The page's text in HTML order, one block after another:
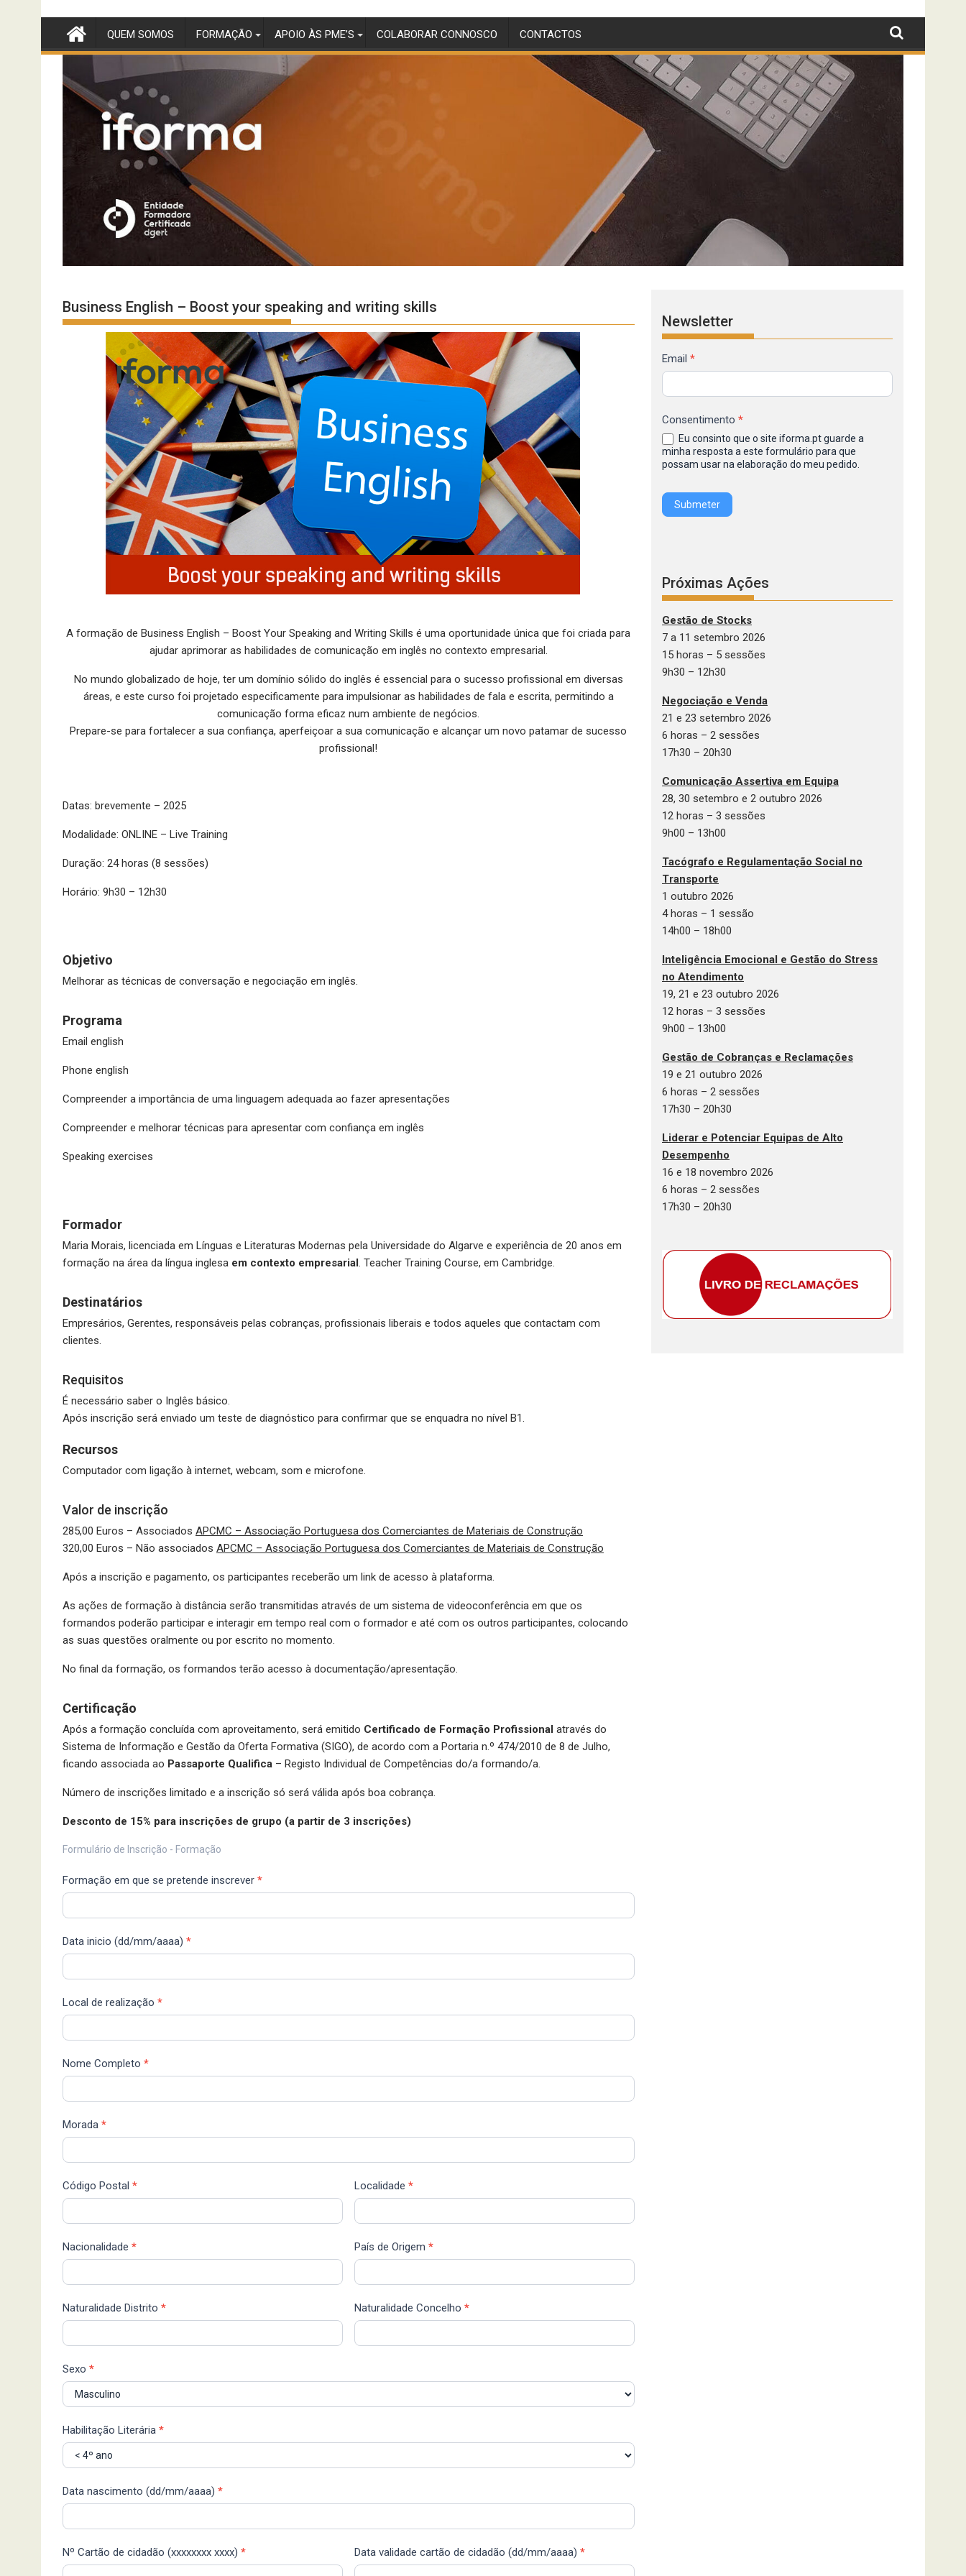
content
QUEM SOMOS FORMAÇÃO APOIO ÀS PME’S COLABORAR CONNOSCO CONTACTOS
Business English – Boost your speaking and writing skills
A formação de Business English – Boost Your Speaking and Writing Skills é uma oportunidade única que foi criada para
ajudar aprimorar as habilidades de comunicação em inglês no contexto empresarial.
No mundo globalizado de hoje, ter um domínio sólido do inglês é essencial para o sucesso profissional em diversas
áreas, e este curso foi projetado especificamente para impulsionar as habilidades de fala e escrita, permitindo a
comunicação forma eficaz num ambiente de negócios.
Prepare-se para fortalecer a sua confiança, aperfeiçoar a sua comunicação e alcançar um novo patamar de sucesso
profissional!
Datas: brevemente – 2025
Modalidade: ONLINE – Live Training
Duração: 24 horas (8 sessões)
Horário: 9h30 – 12h30
Objetivo
Melhorar as técnicas de conversação e negociação em inglês.
Programa
Email english
Phone english
Compreender a importância de uma linguagem adequada ao fazer apresentações
Compreender e melhorar técnicas para apresentar com confiança em inglês
Speaking exercises
Formador
Maria Morais, licenciada em Línguas e Literaturas Modernas pela Universidade do Algarve e experiência de 20 anos em
formação na área da língua inglesa em contexto empresarial. Teacher Training Course, em Cambridge.
Destinatários
Empresários, Gerentes, responsáveis pelas cobranças, profissionais liberais e todos aqueles que contactam com
clientes.
Requisitos
É necessário saber o Inglês básico.
Após inscrição será enviado um teste de diagnóstico para confirmar que se enquadra no nível B1.
Recursos
Computador com ligação à internet, webcam, som e microfone.
Valor de inscrição
285,00 Euros – Associados APCMC – Associação Portuguesa dos Comerciantes de Materiais de Construção
320,00 Euros – Não associados APCMC – Associação Portuguesa dos Comerciantes de Materiais de Construção
Após a inscrição e pagamento, os participantes receberão um link de acesso à plataforma.
As ações de formação à distância serão transmitidas através de um sistema de videoconferência em que os
formandos poderão participar e interagir em tempo real com o formador e até com os outros participantes, colocando
as suas questões oralmente ou por escrito no momento.
No final da formação, os formandos terão acesso à documentação/apresentação.
Certificação
Após a formação concluída com aproveitamento, será emitido Certificado de Formação Profissional através do
Sistema de Informação e Gestão da Oferta Formativa (SIGO), de acordo com a Portaria n.º 474/2010 de 8 de Julho,
ficando associada ao Passaporte Qualifica – Registo Individual de Competências do/a formando/a.
Número de inscrições limitado e a inscrição só será válida após boa cobrança.
Desconto de 15% para inscrições de grupo (a partir de 3 inscrições)
Ficha
Inscrição
2025
Formulário de Inscrição - Formação
Formação em que se pretende inscrever *
Data inicio (dd/mm/aaaa) *
Local de realização *
Nome Completo *
Morada *
Código Postal * Localidade *
Nacionalidade * País de Origem *
Naturalidade Distrito * Naturalidade Concelho *
Sexo *
Habilitação Literária *
Data nascimento (dd/mm/aaaa) *
Nº Cartão de cidadão (xxxxxxxx xxxx) * Data validade cartão de cidadão (dd/mm/aaaa) *
Newsletter
Formulário
de
Inscrição
Newsletter
IFORMA
Email *
Consentimento *
minha resposta a este formulário para que
possam usar na elaboração do meu pedido.
Submeter
Próximas Ações
Gestão de Stocks
7 a 11 setembro 2026
15 horas – 5 sessões
9h30 – 12h30
Negociação e Venda
21 e 23 setembro 2026
6 horas – 2 sessões
17h30 – 20h30
Comunicação Assertiva em Equipa
28, 30 setembro e 2 outubro 2026
12 horas – 3 sessões
9h00 – 13h00
Tacógrafo e Regulamentação Social no
Transporte
1 outubro 2026
4 horas – 1 sessão
14h00 – 18h00
Inteligência Emocional e Gestão do Stress
no Atendimento
19, 21 e 23 outubro 2026
12 horas – 3 sessões
9h00 – 13h00
Gestão de Cobranças e Reclamações
19 e 21 outubro 2026
6 horas – 2 sessões
17h30 – 20h30
Liderar e Potenciar Equipas de Alto
Desempenho
16 e 18 novembro 2026
6 horas – 2 sessões
17h30 – 20h30